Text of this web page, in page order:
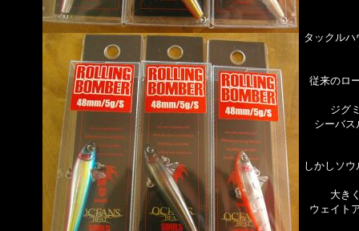
タックル
従来のロ
ジグ
シーバ
しかしソ
大き
ウェイト